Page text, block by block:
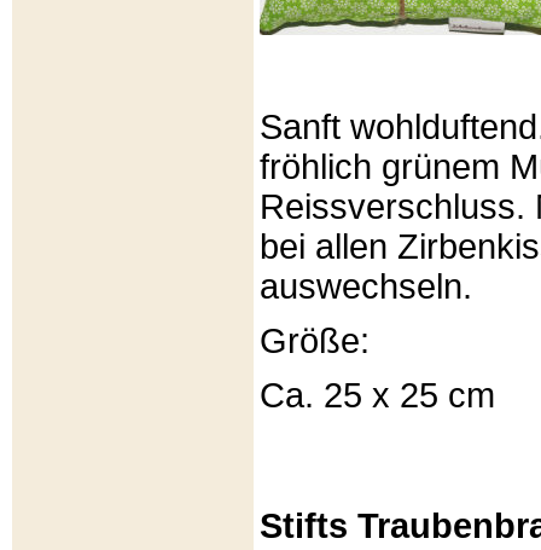
Sanft
fröhlich grünem
Reissverschluss.
bei allen
auswechseln.
Größe:
Ca. 25 x 25 cm
Stifts